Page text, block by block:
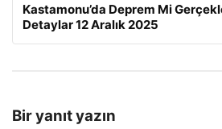
Kastamonu’da Deprem Mi
Detaylar 12 Aralık 2025
Bir yanıt yazın